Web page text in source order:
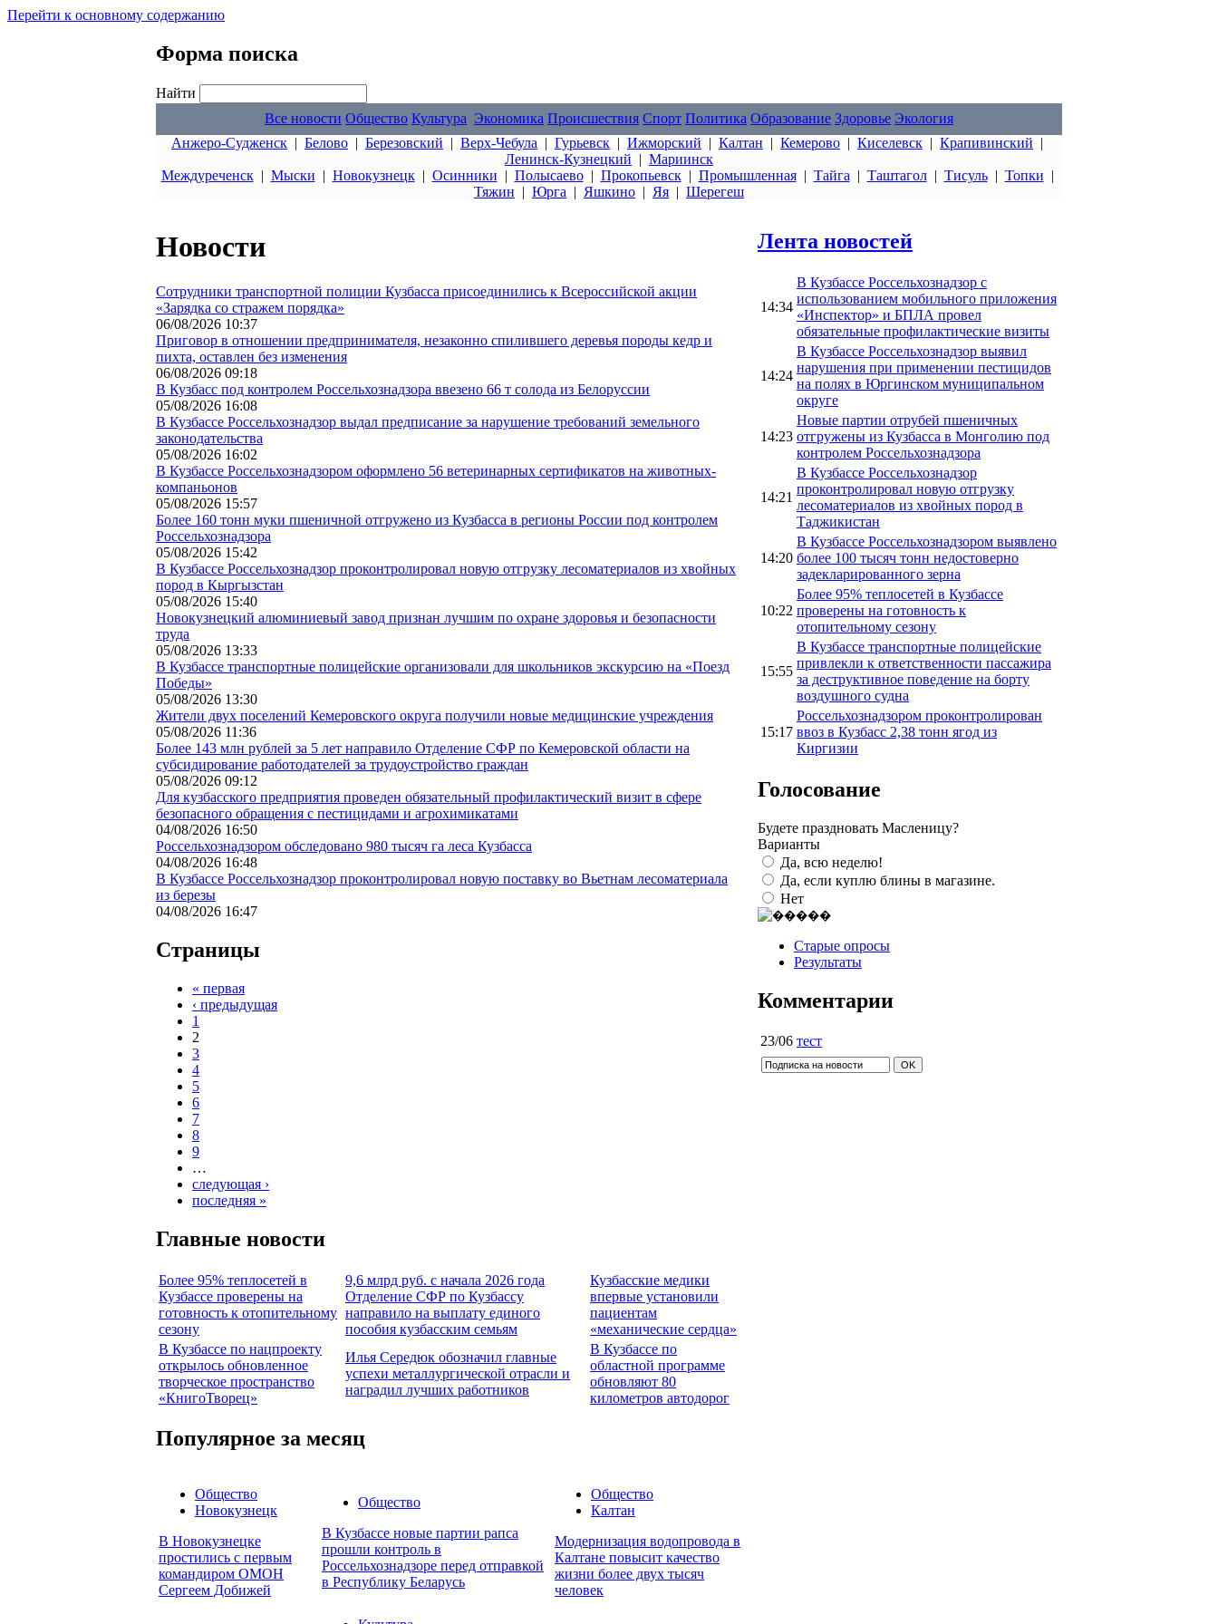
Перейти к основному содержанию
Форма поиска
Найти
Все новости Общество Культура Экономика Происшествия Спорт Политика Образование Здоровье Экология
Анжеро-Судженск | Белово | Березовский | Верх-Чебула | Гурьевск | Ижморский | Калтан | Кемерово | Киселевск | Крапивинский |
Ленинск-Кузнецкий | Мариинск
Междуреченск| Мыски | Новокузнецк| Осинники | Полысаево| Прокопьевск| Промышленная| Тайга | Таштагол| Тисуль| Топки |
Тяжин | Юрга | Яшкино | Яя | Шерегеш
Новости
Сотрудники транспортной полиции Кузбасса присоединились к Всероссийской акции
«Зарядка со стражем порядка»
06/08/2026 10:37
Приговор в отношении предпринимателя, незаконно спилившего деревья породы кедр и
пихта, оставлен без изменения
06/08/2026 09:18
В Кузбасс под контролем Россельхознадзора ввезено 66 т солода из Белоруссии
05/08/2026 16:08
В Кузбассе Россельхознадзор выдал предписание за нарушение требований земельного
законодательства
05/08/2026 16:02
В Кузбассе Россельхознадзором оформлено 56 ветеринарных сертификатов на животных-
компаньонов
05/08/2026 15:57
Более 160 тонн муки пшеничной отгружено из Кузбасса в регионы России под контролем
Россельхознадзора
05/08/2026 15:42
В Кузбассе Россельхознадзор проконтролировал новую отгрузку лесоматериалов из хвойных
пород в Кыргызстан
05/08/2026 15:40
Новокузнецкий алюминиевый завод признан лучшим по охране здоровья и безопасности
труда
05/08/2026 13:33
В Кузбассе транспортные полицейские организовали для школьников экскурсию на «Поезд
Победы»
05/08/2026 13:30
Жители двух поселений Кемеровского округа получили новые медицинские учреждения
05/08/2026 11:36
Более 143 млн рублей за 5 лет направило Отделение СФР по Кемеровской области на
субсидирование работодателей за трудоустройство граждан
05/08/2026 09:12
Для кузбасского предприятия проведен обязательный профилактический визит в сфере
безопасного обращения с пестицидами и агрохимикатами
04/08/2026 16:50
Россельхознадзором обследовано 980 тысяч га леса Кузбасса
04/08/2026 16:48
В Кузбассе Россельхознадзор проконтролировал новую поставку во Вьетнам лесоматериала
из березы
04/08/2026 16:47
Страницы
« первая
‹ предыдущая
1
2
3
4
5
6
7
8
9
…
следующая ›
последняя »
Главные новости
Более 95% теплосетей в
Кузбассе проверены на
готовность к отопительному
сезону
9,6 млрд руб. с начала 2026 года
Отделение СФР по Кузбассу
направило на выплату единого
пособия кузбасским семьям
Кузбасские медики
впервые установили
пациентам
«механические сердца»
В Кузбассе по нацпроекту
открылось обновленное
творческое пространство
«КнигоТворец»
Илья Середюк обозначил главные
успехи металлургической отрасли и
наградил лучших работников
В Кузбассе по
областной программе
обновляют 80
километров автодорог
Популярное за месяц
Общество
Новокузнецк
В Новокузнецке
простились с первым
командиром ОМОН
Сергеем Добижей
Общество
В Кузбассе новые партии рапса
прошли контроль в
Россельхознадзоре перед отправкой
в Республику Беларусь
Общество
Калтан
Модернизация водопровода в
Калтане повысит качество
жизни более двух тысяч
человек
Лента новостей
14:34
В Кузбассе Россельхознадзор с
использованием мобильного приложения
«Инспектор» и БПЛА провел
обязательные профилактические визиты
14:24
В Кузбассе Россельхознадзор выявил
нарушения при применении пестицидов
на полях в Юргинском муниципальном
округе
14:23
Новые партии отрубей пшеничных
отгружены из Кузбасса в Монголию под
контролем Россельхознадзора
14:21
В Кузбассе Россельхознадзор
проконтролировал новую отгрузку
лесоматериалов из хвойных пород в
Таджикистан
14:20
В Кузбассе Россельхознадзором выявлено
более 100 тысяч тонн недостоверно
задекларированного зерна
10:22
Более 95% теплосетей в Кузбассе
проверены на готовность к
отопительному сезону
15:55
В Кузбассе транспортные полицейские
привлекли к ответственности пассажира
за деструктивное поведение на борту
воздушного судна
15:17
Россельхознадзором проконтролирован
ввоз в Кузбасс 2,38 тонн ягод из
Киргизии
Голосование
Будете праздновать Масленицу?
Варианты
Да, всю неделю!
Да, если куплю блины в магазине.
Нет
Старые опросы
Результаты
Комментарии
23/06 тест